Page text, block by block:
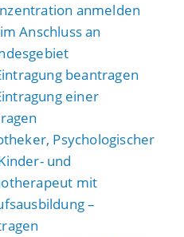
anmelden
Anschluss an
beantragen
einer
Psychologischer
und
mit
–